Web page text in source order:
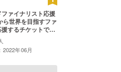
ファイナリスト応援
するチケットで
日23:59までに購
の数は審査に反映
2022年06月